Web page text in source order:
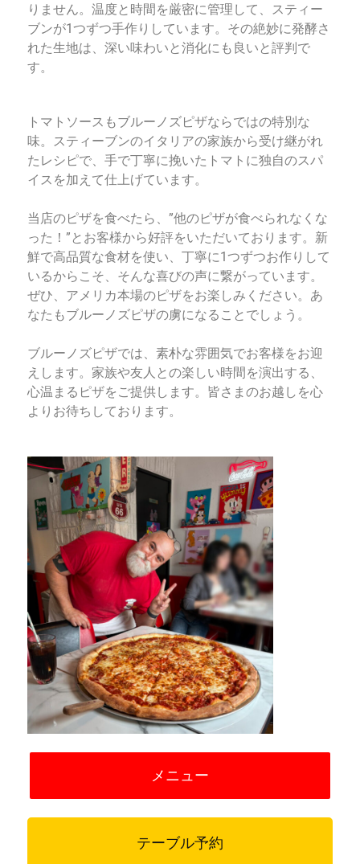
りません。温度と時間を厳密に管理して、スティー
ブンが1つずつ手作りしています。その絶妙に発酵さ
れた生地は、深い味わいと消化にも良いと評判で
す。
トマトソースもブルーノズピザならではの特別な
味。スティーブンのイタリアの家族から受け継がれ
たレシピで、手で丁寧に挽いたトマトに独自のスパ
イスを加えて仕上げています。
当店のピザを食べたら、”他のピザが食べられなくな
った！”とお客様から好評をいただいております。新
鮮で高品質な食材を使い、丁寧に1つずつお作りして
いるからこそ、そんな喜びの声に繋がっています。
ぜひ、アメリカ本場のピザをお楽しみください。あ
なたもブルーノズピザの虜になることでしょう。
ブルーノズピザでは、素朴な雰囲気でお客様をお迎
えします。家族や友人との楽しい時間を演出する、
心温まるピザをご提供します。皆さまのお越しを心
よりお待ちしております。
メニュー
テーブル予約